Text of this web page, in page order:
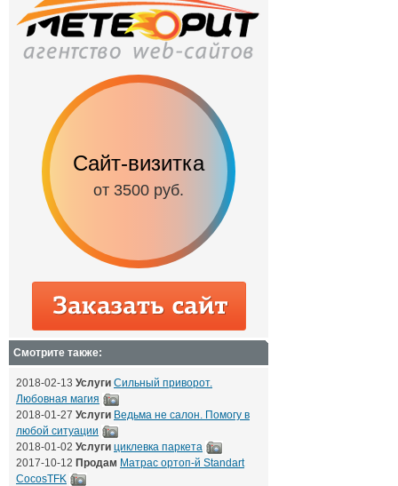
Сайт-визитка
от 3500 руб.
Смотрите также:
2018-02-13 Услуги Сильный приворот.
Любовная магия
2018-01-27 Услуги Ведьма не салон. Помогу в
любой ситуации
2018-01-02 Услуги циклевка паркета
2017-10-12 Продам Матрас ортоп-й Standart
CocosTFK